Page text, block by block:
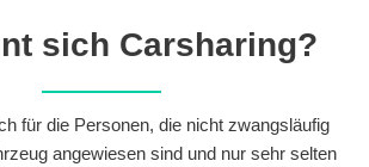
sich Carsharing?
für die Personen, die nicht zwangsläufig
angewiesen sind und nur sehr selten